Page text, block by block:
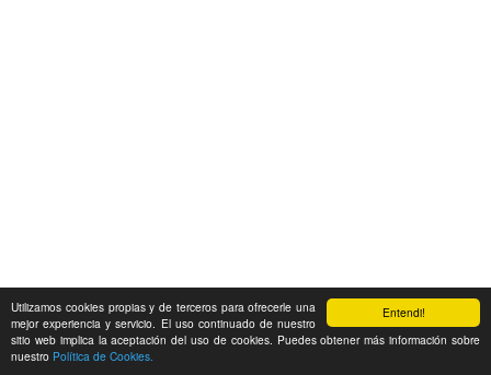
Entendi!
Utilizamos cookies propias y de terceros para ofrecerle una
mejor experiencia y servicio. El uso continuado de nuestro
sitio web implica la aceptación del uso de cookies. Puedes obtener más información sobre
nuestro Política de Cookies.